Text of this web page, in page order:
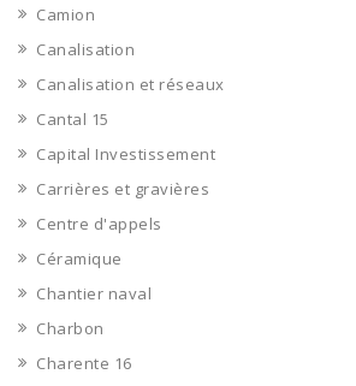
Camion
Canalisation
Canalisation et réseaux
Cantal 15
Capital Investissement
Carrières et gravières
Centre d'appels
Céramique
Chantier naval
Charbon
Charente 16